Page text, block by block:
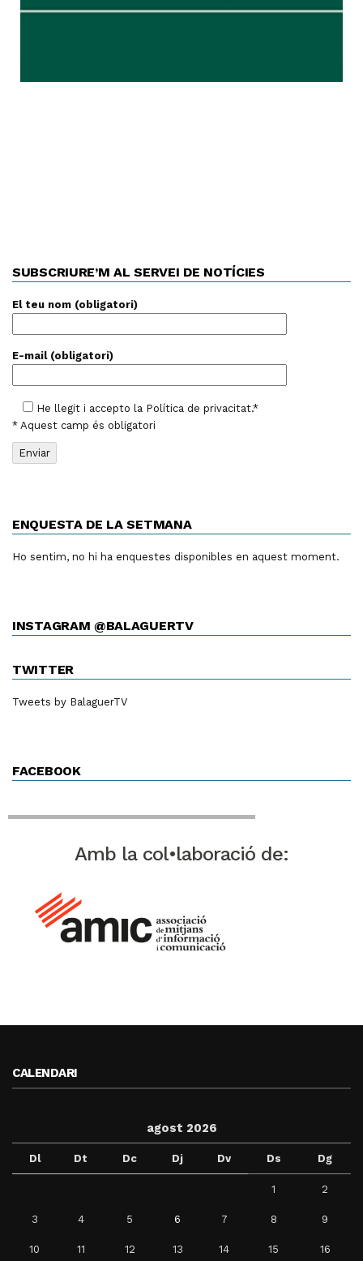
SUBSCRIURE’M AL SERVEI DE NOTÍCIES
El teu nom (obligatori)
E-mail (obligatori)
He llegit i accepto la Política de privacitat.*
* Aquest camp és obligatori
ENQUESTA DE LA SETMANA
Ho sentim, no hi ha enquestes disponibles en aquest moment.
INSTAGRAM @BALAGUERTV
TWITTER
Tweets by BalaguerTV
FACEBOOK
Amb la col•laboració de:
CALENDARI
agost 2026
Dl Dt Dc Dj Dv Ds Dg
1 2
3 4 5 6 7 8 9
10 11 12 13 14 15 16